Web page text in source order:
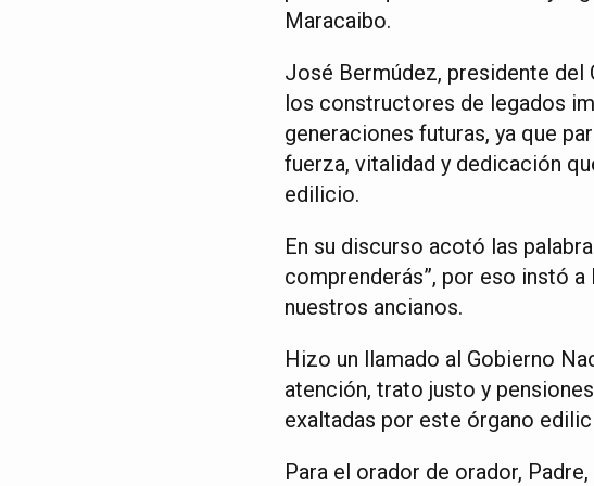
Maracaibo.
José Bermúdez, presidente del
los constructores de legados
generaciones futuras, ya que
fuerza, vitalidad y dedicación
edilicio.
En su discurso acotó las
comprenderás”, por eso instó
nuestros ancianos.
Hizo un llamado al Gobierno
atención, trato justo y
exaltadas por este órgano
Para el orador de orador,